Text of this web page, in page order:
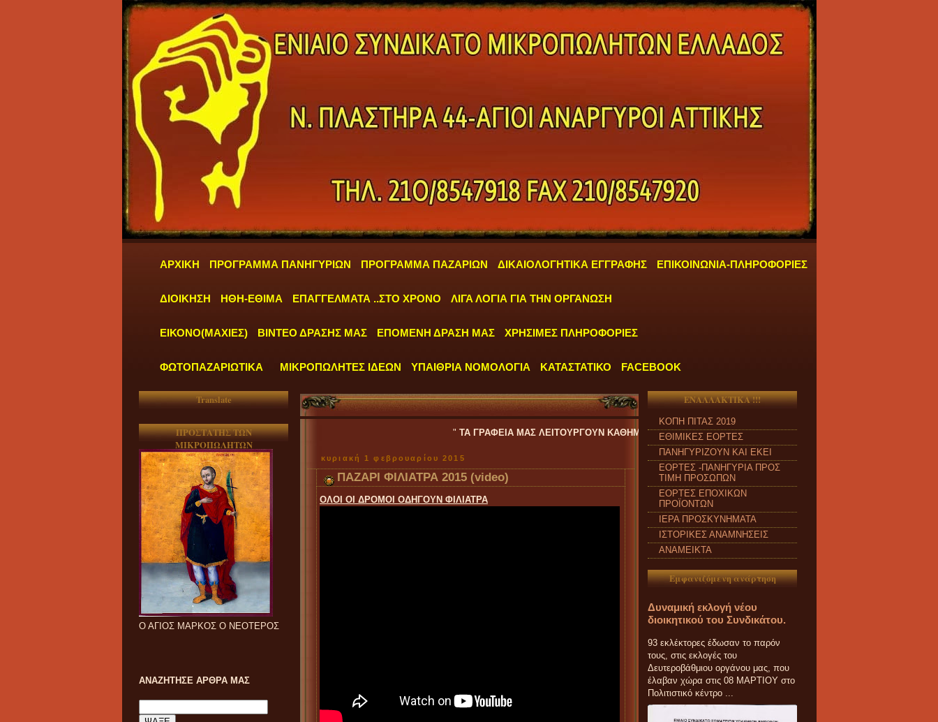
ΑΡΧΙΚΗ ΠΡΟΓΡΑΜΜΑ ΠΑΝΗΓΥΡΙΩΝ ΠΡΟΓΡΑΜΜΑ ΠΑΖΑΡΙΩΝ ΔΙΚΑΙΟΛΟΓΗΤΙΚΑ ΕΓΓΡΑΦΗΣ ΕΠΙΚΟΙΝΩΝΙΑ-ΠΛΗΡΟΦΟΡΙΕΣ
ΔΙΟΙΚΗΣΗ ΗΘΗ-ΕΘΙΜΑ ΕΠΑΓΓΕΛΜΑΤΑ ..ΣΤΟ ΧΡΟΝΟ ΛΙΓΑ ΛΟΓΙΑ ΓΙΑ ΤΗΝ ΟΡΓΑΝΩΣΗ
ΕΙΚΟΝΟ(ΜΑΧΙΕΣ) ΒΙΝΤΕΟ ΔΡΑΣΗΣ ΜΑΣ ΕΠΟΜΕΝΗ ΔΡΑΣΗ ΜΑΣ ΧΡΗΣΙΜΕΣ ΠΛΗΡΟΦΟΡΙΕΣ
ΦΩΤΟΠΑΖΑΡΙΩΤΙΚΑ ΜΙΚΡΟΠΩΛΗΤΕΣ ΙΔΕΩΝ ΥΠΑΙΘΡΙΑ ΝΟΜΟΛΟΓΙΑ ΚΑΤΑΣΤΑΤΙΚΟ FACEBOOK
Translate
ΠΡΟΣΤΑΤΗΣ ΤΩΝ
ΜΙΚΡΟΠΩΛΗΤΩΝ
Ο ΑΓΙΟΣ ΜΑΡΚΟΣ Ο ΝΕΟΤΕΡΟΣ
ΑΝΑΖΗΤΗΣΕ ΑΡΘΡΑ ΜΑΣ
ΤΑ ΓΡΑΦΕΙΑ ΜΑΣ ΛΕΙΤΟΥΡΓΟΥΝ ΚΑΘΗΜΕΡΙΝΑ ΑΠΟ ΔΕΥΤΕΡΑ έως ΠΑΡΑΣΚΕΥΗ και από ώρα 09:00 π.μ. έως 04:00 μ.μ.
κυριακή 1 φεβρουαρίου 2015
ΠΑΖΑΡΙ ΦΙΛΙΑΤΡΑ 2015 (video)
ΟΛΟΙ ΟΙ ΔΡΟΜΟΙ ΟΔΗΓΟΥΝ ΦΙΛΙΑΤΡΑ
ΕΝΑΛΛΑΚΤΙΚΑ !!!
ΚΟΠΗ ΠΙΤΑΣ 2019
ΕΘΙΜΙΚΕΣ ΕΟΡΤΕΣ
ΠΑΝΗΓΥΡΙΖΟΥΝ ΚΑΙ ΕΚΕΙ
ΕΟΡΤΕΣ -ΠΑΝΗΓΥΡΙΑ ΠΡΟΣ
ΤΙΜΗ ΠΡΟΣΩΠΩΝ
ΕΟΡΤΕΣ ΕΠΟΧΙΚΩΝ
ΠΡΟΪΟΝΤΩΝ
ΙΕΡΑ ΠΡΟΣΚΥΝΗΜΑΤΑ
ΙΣΤΟΡΙΚΕΣ ΑΝΑΜΝΗΣΕΙΣ
ΑΝΑΜΕΙΚΤΑ
Εμφανιζόμενη ανάρτηση
Δυναμική εκλογή νέου
διοικητικού του Συνδικάτου.
93 εκλέκτορες έδωσαν το παρόν
τους, στις εκλογές του
Δευτεροβάθμιου οργάνου μας, που
έλαβαν χώρα στις 08 ΜΑΡΤΙΟΥ στο
Πολιτιστικό κέντρο ...